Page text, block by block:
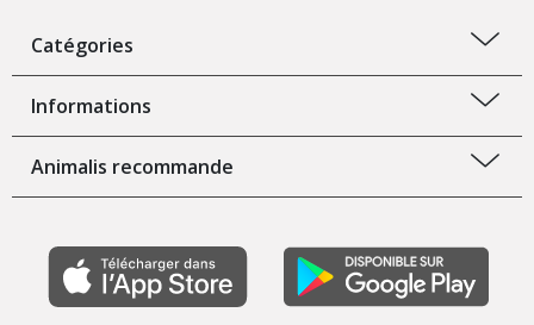
Catégories
Informations
Animalis recommande